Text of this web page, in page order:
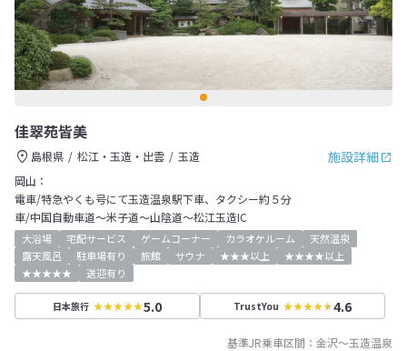
佳翠苑皆美
施設詳細
島根県 松江・玉造・出雲
玉造
岡山：
電車/特急やくも号にて玉造温泉駅下車、タクシー約５分
車/中国自動車道～米子道～山陰道～松江玉造IC
大浴場 宅配サービス ゲームコーナー カラオケルーム
天然温泉
露天風呂
駐車場有り 旅館 サウナ ★★★以上
★★★★以上
★★★★★
送迎有り
日本旅行 5.0 TrustYou 4.6
基準JR乗車区間： 金沢～玉造温泉